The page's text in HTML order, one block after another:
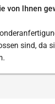
von Ihnen
sind, da